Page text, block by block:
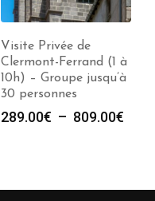
Visite Privée de
Clermont-Ferrand (1 à
10h) – Groupe jusqu’à
30 personnes
289.00€ – 809.00€
à